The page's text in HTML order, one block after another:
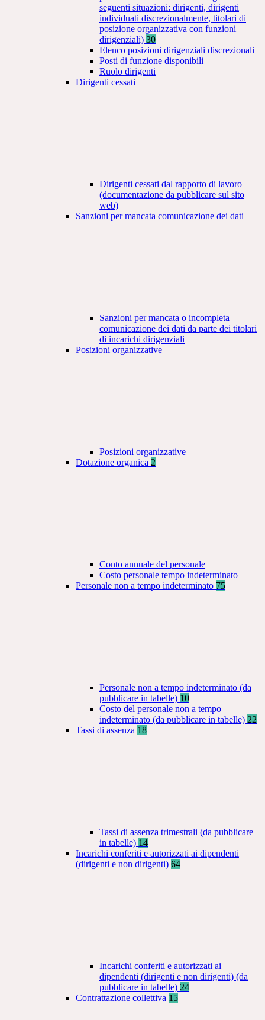
seguenti situazioni: dirigenti, dirigenti
individuati discrezionalmente, titolari di
posizione organizzativa con funzioni
dirigenziali) 30
Elenco posizioni dirigenziali discrezionali
Posti di funzione disponibili
Ruolo dirigenti
Dirigenti cessati
Dirigenti cessati dal rapporto di lavoro
(documentazione da pubblicare sul sito
web)
Sanzioni per mancata comunicazione dei dati
Sanzioni per mancata o incompleta
comunicazione dei dati da parte dei titolari
di incarichi dirigenziali
Posizioni organizzative
Posizioni organizzative
Dotazione organica 2
Conto annuale del personale
Costo personale tempo indeterminato
Personale non a tempo indeterminato 75
Personale non a tempo indeterminato (da
pubblicare in tabelle) 10
Costo del personale non a tempo
indeterminato (da pubblicare in tabelle) 22
Tassi di assenza 18
Tassi di assenza trimestrali (da pubblicare
in tabelle) 14
Incarichi conferiti e autorizzati ai dipendenti
(dirigenti e non dirigenti) 64
Incarichi conferiti e autorizzati ai
dipendenti (dirigenti e non dirigenti) (da
pubblicare in tabelle) 24
Contrattazione collettiva 15